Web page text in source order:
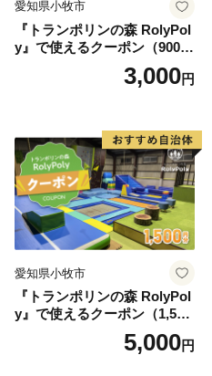
愛知県小牧市
『トランポリンの森 RolyPol
y』で使えるクーポン（900
3,000円
愛知県小牧市
『トランポリンの森 RolyPol
y』で使えるクーポン（1,500
5,000円